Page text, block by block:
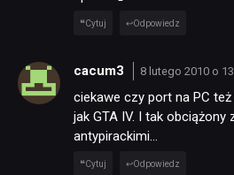
Cytuj Odpowiedz
cacum3 8 lutego 2010 o
ciekawe czy port na PC
jak GTA IV. I tak obciążony
antypirackimi…
Cytuj Odpowiedz